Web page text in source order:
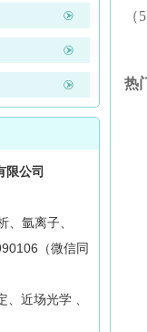
限公司
、氩离子、
（微信同
、近场光学 、
热